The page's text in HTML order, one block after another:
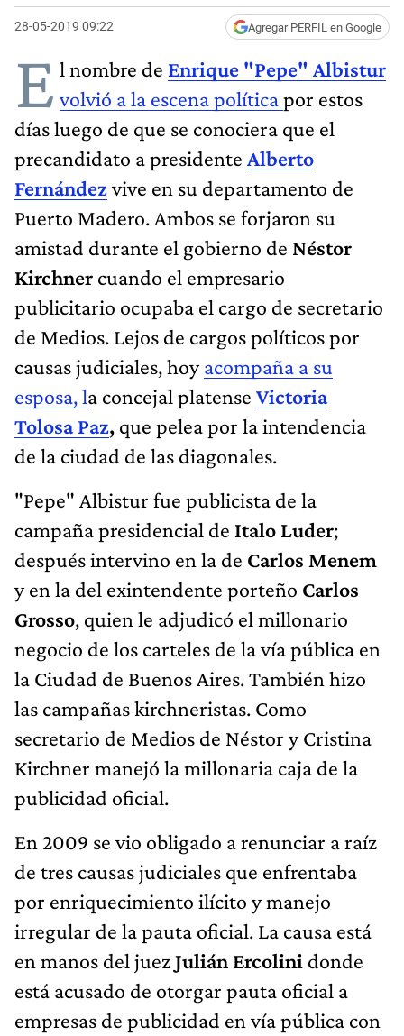
28-05-2019 09:22 Agregar PERFIL en Google
E l nombre de Enrique "Pepe" Albistur
volvió a la escena políticapor estos
días luego de que se conociera que el
precandidato a presidente Alberto
Fernándezvive en su departamento de
Puerto Madero. Ambos se forjaron su
amistad durante el gobierno de Néstor
Kirchner cuando el empresario
publicitario ocupaba el cargo de secretario
de Medios. Lejos de cargos políticos por
causas judiciales, hoyacompaña a su
esposa, la concejal platense Victoria
Tolosa Paz, que pelea por la intendencia
de la ciudad de las diagonales.
"Pepe" Albistur fue publicista de la
campaña presidencial de Italo Luder;
después intervino en la de Carlos Menem
y en la del exintendente porteño Carlos
Grosso, quien le adjudicó el millonario
negocio de los carteles de la vía pública en
la Ciudad de Buenos Aires. También hizo
las campañas kirchneristas. Como
secretario de Medios de Néstor y Cristina
Kirchner manejó la millonaria caja de la
publicidad oficial.
En 2009 se vio obligado a renunciar a raíz
de tres causas judiciales que enfrentaba
por enriquecimiento ilícito y manejo
irregular de la pauta oficial. La causa está
en manos del juezJulián Ercolini donde
está acusado de otorgar pauta oficial a
empresas de publicidad en vía pública con